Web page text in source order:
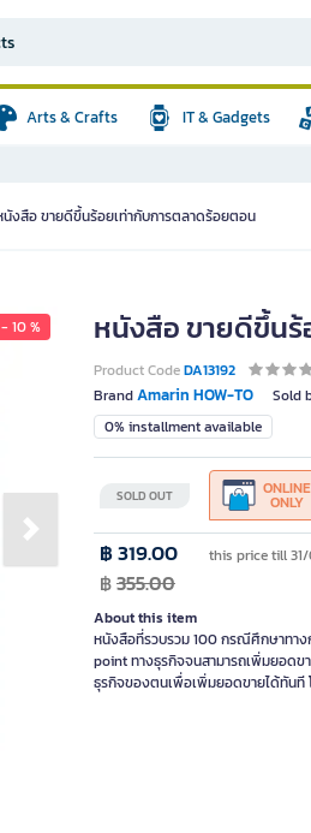
Arts & Crafts IT & Gadgets
งสือ ขายดีขึ้นร้อยเท่ากับการตลาดร้อยตอน
- 10 %
Next slide
หนังสือ ขายดีขึ้น
Product CodeDA13192
BrandAmarin HOW-TO Sold
0% installment available
SOLD OUT ONLINE
ONLY
฿ 319.00 this price till
฿355.00
About this item
หนังสือที่รวบรวม 100 กรณีศึกษาทา
point ทางธุรกิจจนสามารถเพิ่มยอดข
ธุรกิจของตนเพื่อเพิ่มยอดขายได้ทันที